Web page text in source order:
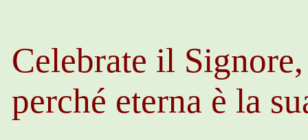
Celebrate il
perché eterna è la